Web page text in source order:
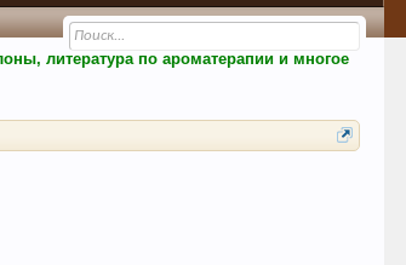
литература по ароматерапии и многое